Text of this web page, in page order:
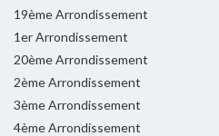
19ème Arrondissement
1er Arrondissement
20ème Arrondissement
2ème Arrondissement
3ème Arrondissement
4ème Arrondissement